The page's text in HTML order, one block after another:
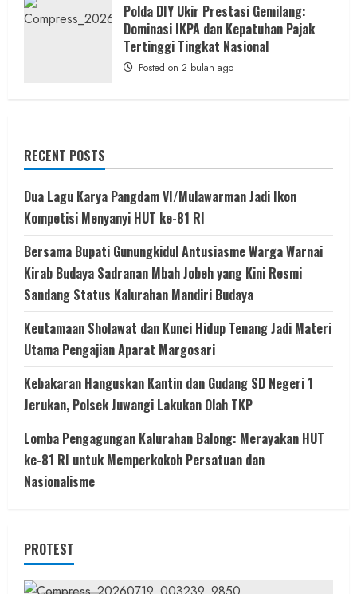
Polda DIY Ukir Prestasi Gemilang:
Dominasi IKPA dan Kepatuhan Pajak
Tertinggi Tingkat Nasional
Posted on 2 bulan ago
RECENT POSTS
Dua Lagu Karya Pangdam VI/Mulawarman Jadi Ikon
Kompetisi Menyanyi HUT ke-81 RI
Bersama Bupati Gunungkidul Antusiasme Warga Warnai
Kirab Budaya Sadranan Mbah Jobeh yang Kini Resmi
Sandang Status Kalurahan Mandiri Budaya
Keutamaan Sholawat dan Kunci Hidup Tenang Jadi Materi
Utama Pengajian Aparat Margosari
Kebakaran Hanguskan Kantin dan Gudang SD Negeri 1
Jerukan, Polsek Juwangi Lakukan Olah TKP
Lomba Pengagungan Kalurahan Balong: Merayakan HUT
ke-81 RI untuk Memperkokoh Persatuan dan
Nasionalisme
PROTEST